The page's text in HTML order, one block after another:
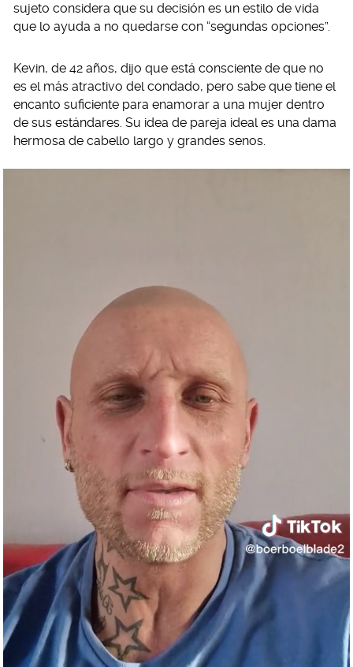
sujeto considera que su decisión es un estilo de vida
que lo ayuda a no quedarse con “segundas opciones”.
Kevin, de 42 años, dijo que está consciente de que no
es el más atractivo del condado, pero sabe que tiene el
encanto suficiente para enamorar a una mujer dentro
de sus estándares. Su idea de pareja ideal es una dama
hermosa de cabello largo y grandes senos.